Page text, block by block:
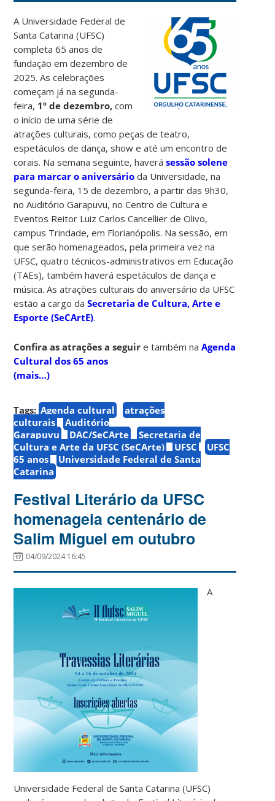
A Universidade Federal de
Santa Catarina (UFSC)
completa 65 anos de
fundação em dezembro de
2025. As celebrações
começam já na segunda-
feira, 1º de dezembro,com
o início de uma série de
atrações culturais, como peças de teatro,
espetáculos de dança, show e até um encontro de
corais. Na semana seguinte, haverásessão solene
para marcar o aniversário da Universidade, na
segunda-feira, 15 de dezembro, a partir das 9h30,
no Auditório Garapuvu, no Centro de Cultura e
Eventos Reitor Luiz Carlos Cancellier de Olivo,
campus Trindade, em Florianópolis. Na sessão, em
que serão homenageados, pela primeira vez na
UFSC, quatro técnicos-administrativos em Educação
(TAEs), também haverá espetáculos de dança e
música. As atrações culturais do aniversário da UFSC
estão a cargo daSecretaria de Cultura, Arte e
Esporte (SeCArtE).
Confira as atrações a seguir e também naAgenda
Cultural dos 65 anos
(mais…)
Tags: Agenda cultural
atrações
culturais
Auditório
Garapuvu
DAC/SeCArte
Secretaria de
Cultura e Arte da UFSC (SeCArte)
UFSC
UFSC
65 anos
Universidade Federal de Santa
Catarina
Festival Literário da UFSC
homenageia centenário de
Salim Miguel em outubro
04/09/2024 16:45
A
Universidade Federal de Santa Catarina (UFSC)